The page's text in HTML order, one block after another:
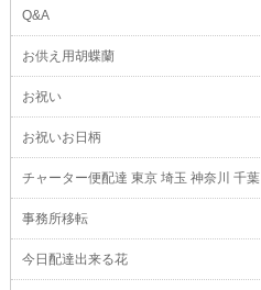
Q&A
お供え用胡蝶蘭
お祝い
お祝いお日柄
チャーター便配達 東京 埼玉 神奈川 千葉
事務所移転
今日配達出来る花